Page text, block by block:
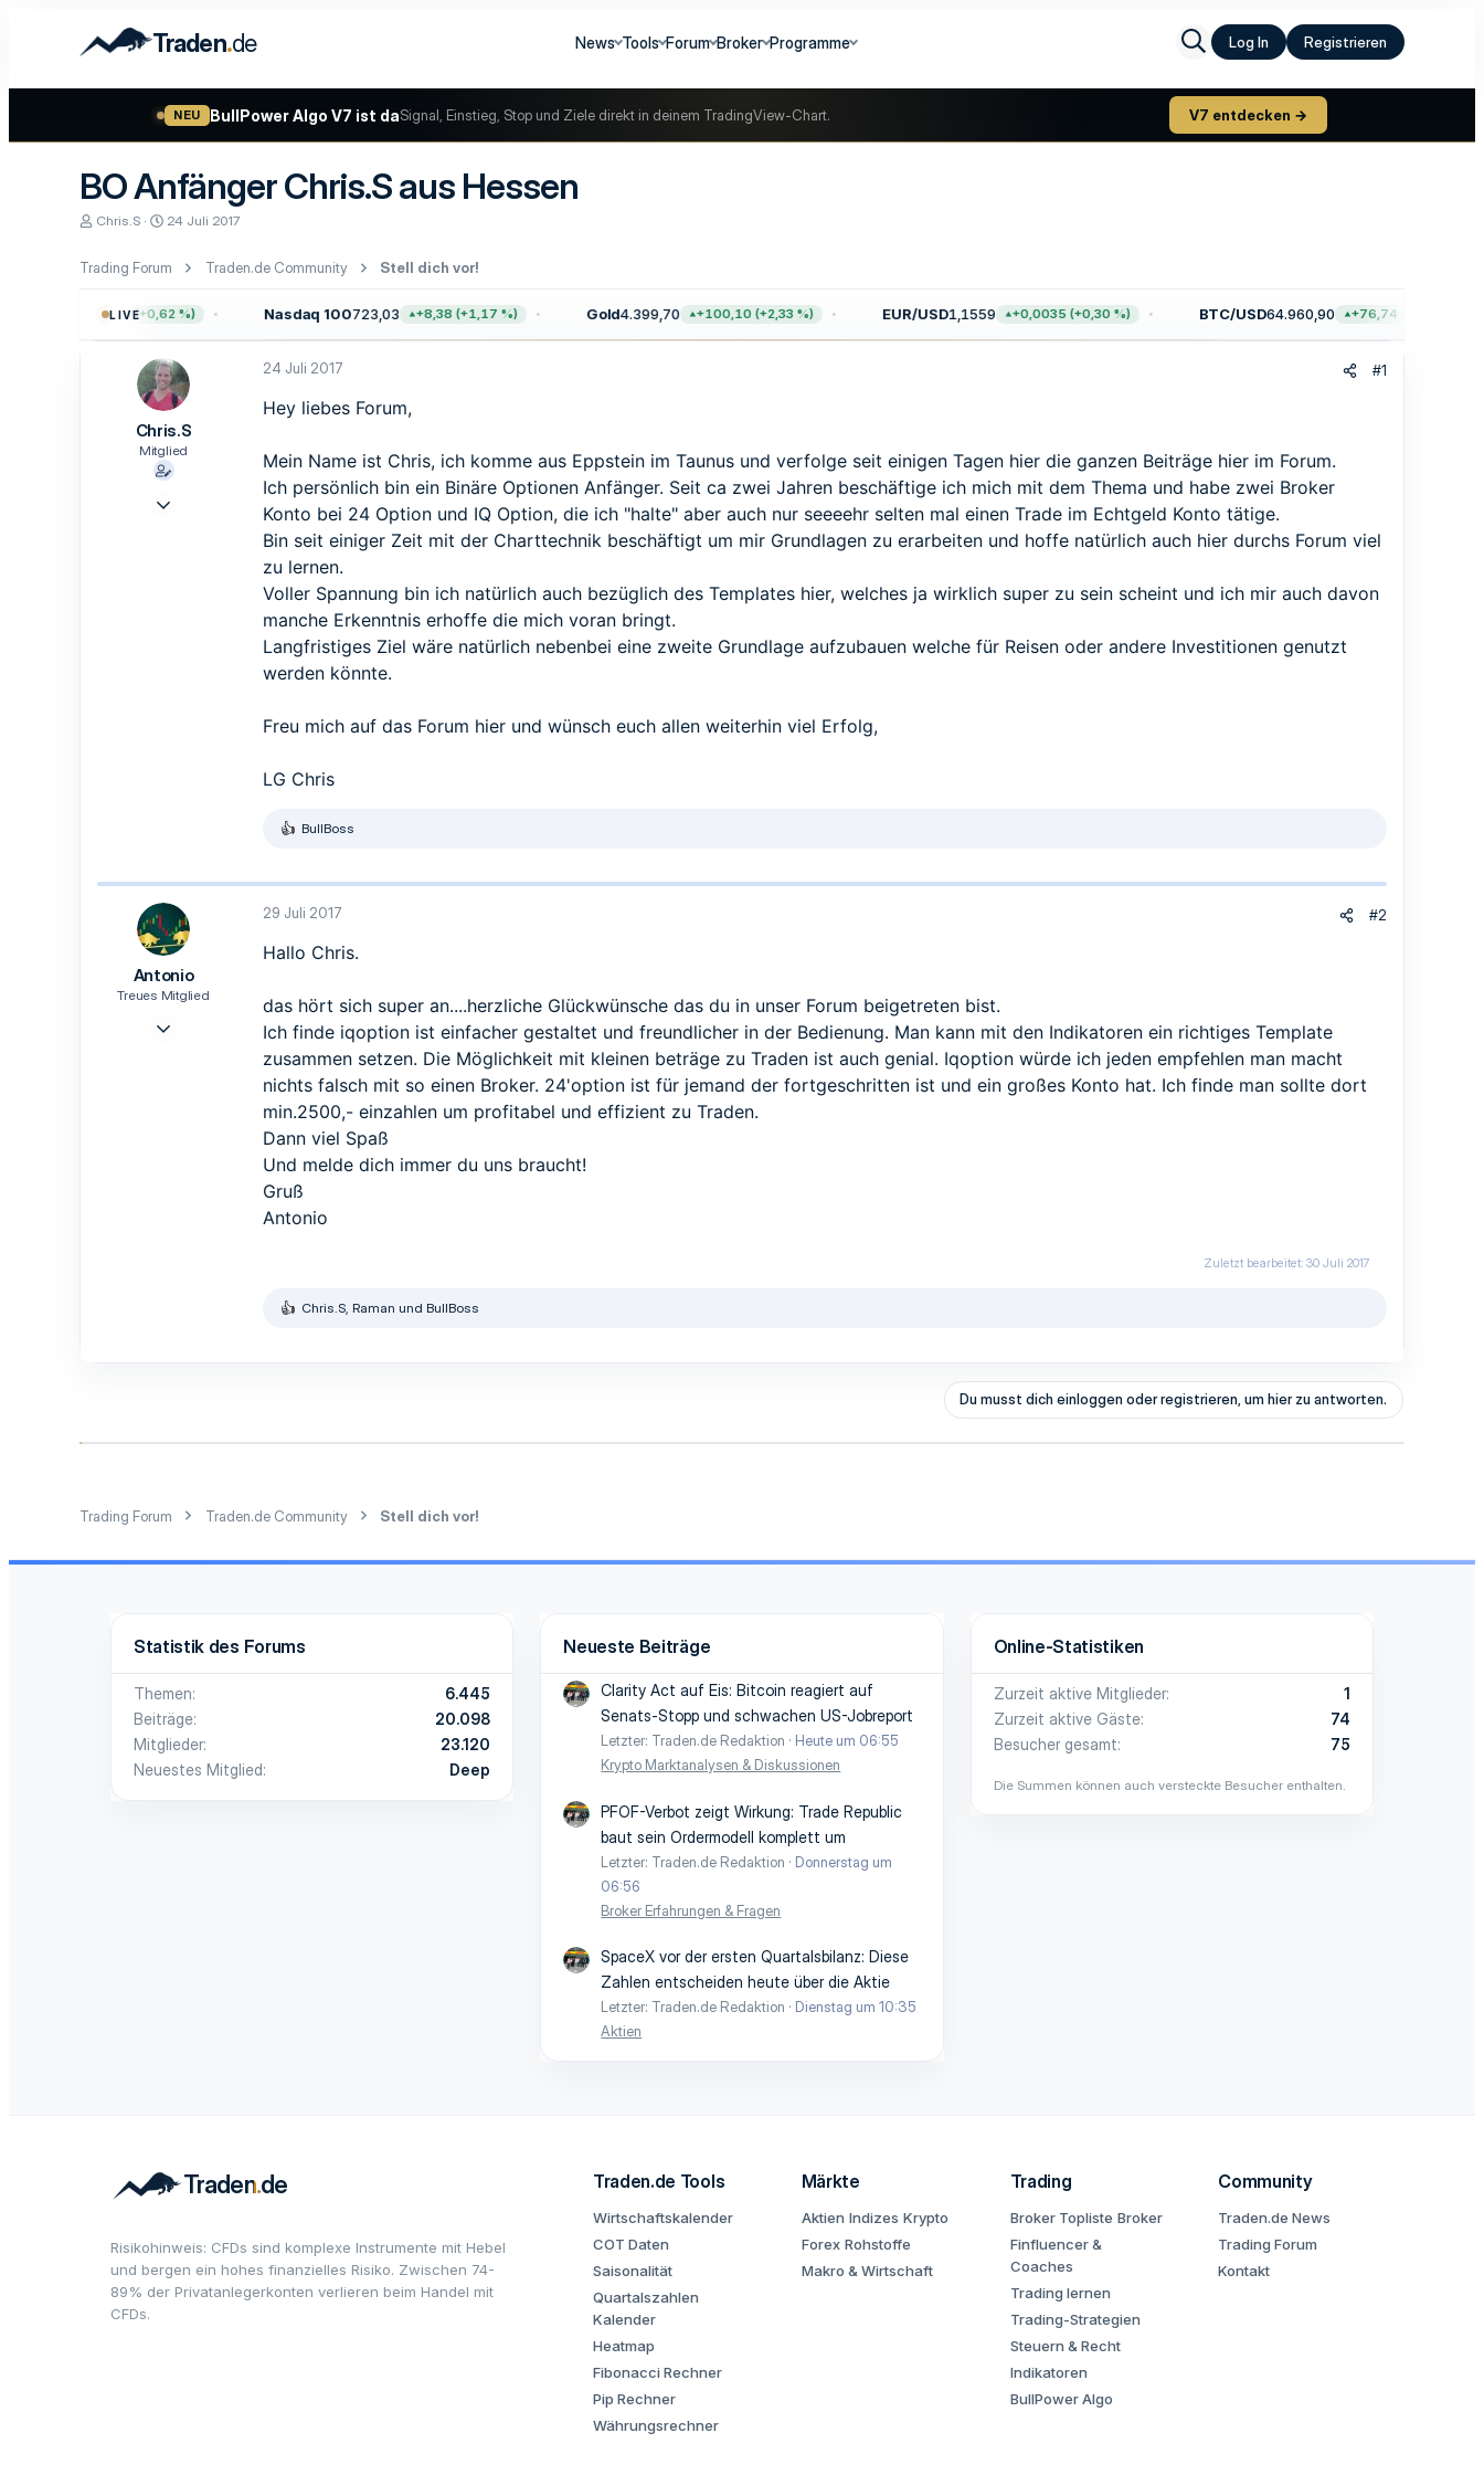
Traden.de News Tools Forum Broker Programme Log In Registrieren
NEU BullPower Algo V7 ist daSignal, Einstieg, Stop und Ziele direkt in deinem TradingView-Chart. V7 entdecken →
BO Anfänger Chris.S aus Hessen
E
t
e
Chris.S
E
t
l
t
a
m
24 Juli 2017
Trading Forum Traden.de Community Stell dich vor!
LIVE
+47,68 (+0,62 %) Nasdaq 100723,03 +8,38 (+1,17 %) Gold4.399,70 +100,10 (+2,33 %) EUR/USD1,1559 +0,0035 (+0,30 %) BTC/USD64.960,90 +76,74 (+0,12 %)
Chris.S
Mitglied
24 Juli 2017 #1
Hey liebes Forum,
Mein Name ist Chris, ich komme aus Eppstein im Taunus und verfolge seit einigen Tagen hier die ganzen Beiträge hier im Forum.
Ich persönlich bin ein Binäre Optionen Anfänger. Seit ca zwei Jahren beschäftige ich mich mit dem Thema und habe zwei Broker
Konto bei 24 Option und IQ Option, die ich "halte" aber auch nur seeeehr selten mal einen Trade im Echtgeld Konto tätige.
Bin seit einiger Zeit mit der Charttechnik beschäftigt um mir Grundlagen zu erarbeiten und hoffe natürlich auch hier durchs Forum viel
zu lernen.
Voller Spannung bin ich natürlich auch bezüglich des Templates hier, welches ja wirklich super zu sein scheint und ich mir auch davon
manche Erkenntnis erhoffe die mich voran bringt.
Langfristiges Ziel wäre natürlich nebenbei eine zweite Grundlage aufzubauen welche für Reisen oder andere Investitionen genutzt
werden könnte.
Freu mich auf das Forum hier und wünsch euch allen weiterhin viel Erfolg,
LG Chris
R
k
t
n
:
BullBoss
Antonio
Treues Mitglied
29 Juli 2017 #2
Hallo Chris.
das hört sich super an....herzliche Glückwünsche das du in unser Forum beigetreten bist.
Ich finde iqoption ist einfacher gestaltet und freundlicher in der Bedienung. Man kann mit den Indikatoren ein richtiges Template
zusammen setzen. Die Möglichkeit mit kleinen beträge zu Traden ist auch genial. Iqoption würde ich jeden empfehlen man macht
nichts falsch mit so einen Broker. 24'option ist für jemand der fortgeschritten ist und ein großes Konto hat. Ich finde man sollte dort
min.2500,- einzahlen um profitabel und effizient zu Traden.
Dann viel Spaß
Und melde dich immer du uns braucht!
Gruß
Antonio
Zuletzt bearbeitet: 30 Juli 2017
R
n
Chris.S Raman und BullBoss
Du musst dich einloggen oder registrieren, um hier zu antworten.
Trading Forum Traden.de Community Stell dich vor!
Statistik des Forums
Themen
6.445
Beiträge
20.098
Mitglieder
23.120
Neuestes Mitglied
Deep
Neueste Beiträge
Clarity Act auf Eis: Bitcoin reagiert auf
Senats-Stopp und schwachen US-Jobreport
Letzter: Traden.de Redaktion
Heute um 06:55
Krypto Marktanalysen & Diskussionen
PFOF-Verbot zeigt Wirkung: Trade Republic
baut sein Ordermodell komplett um
Letzter: Traden.de Redaktion
Donnerstag um
06:56
Broker Erfahrungen & Fragen
SpaceX vor der ersten Quartalsbilanz: Diese
Zahlen entscheiden heute über die Aktie
Letzter: Traden.de Redaktion
Dienstag um 10:35
Aktien
Online-Statistiken
Zurzeit aktive Mitglieder
1
Zurzeit aktive Gäste
74
Besucher gesamt
75
Die Summen können auch versteckte Besucher enthalten.
Risikohinweis: CFDs sind komplexe Instrumente mit Hebel
und bergen ein hohes finanzielles Risiko. Zwischen 74-
89% der Privatanlegerkonten verlieren beim Handel mit
CFDs.
Traden.de Tools
Wirtschaftskalender
COT Daten
Saisonalität
Quartalszahlen
Kalender
Heatmap
Fibonacci Rechner
Pip Rechner
Währungsrechner
Märkte
Aktien Indizes Krypto
Forex Rohstoffe
Makro & Wirtschaft
Trading
Broker Topliste Broker
Finfluencer &
Coaches
Trading lernen
Trading-Strategien
Steuern & Recht
Indikatoren
BullPower Algo
Community
Traden.de News
Trading Forum
Kontakt